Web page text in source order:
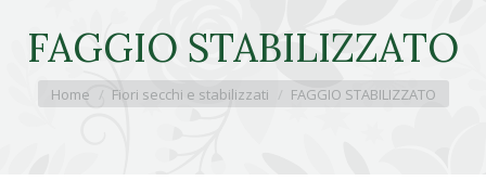
FAGGIO STABILIZZATO
Tu sei qui:
Home Fiori secchi e stabilizzati FAGGIO STABILIZZATO